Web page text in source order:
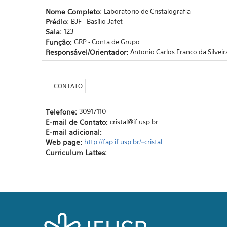
Nome Completo: Laboratorio de Cristalografia
Prédio: BJF - Basílio Jafet
Sala: 123
Função: GRP - Conta de Grupo
Responsável/Orientador: Antonio Carlos Franco da
CONTATO
Telefone: 30917110
E-mail de Contato: cristal@if.usp.br
E-mail adicional:
Web page: http://fap.if.usp.br/~cristal
Curriculum Lattes: